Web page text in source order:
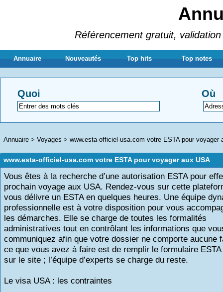
Référencement gratuit,
Annuaire Nouveautés Top hits Top notes
Quoi Où
Annuaire > Voyages > www.esta-officiel-usa.com votre ESTA pour voyager
www.esta-officiel-usa.com votre ESTA pour voyager aux USA
Vous êtes à la recherche d’une autorisation ESTA pour
prochain voyage aux USA. Rendez-vous sur cette
vous délivre un ESTA en quelques heures. Une équipe
professionnelle est à votre disposition pour vous
les démarches. Elle se charge de toutes les formalités
administratives tout en contrôlant les informations que
communiquez afin que votre dossier ne comporte aucune
ce que vous avez à faire est de remplir le formulaire
sur le site ; l’équipe d’experts se charge du reste.
Le visa USA : les contraintes